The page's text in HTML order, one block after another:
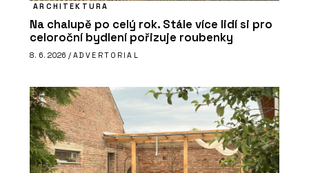
ARCHITEKTURA
Na chalupě po celý rok. Stále více lidí si pro
celoroční bydlení pořizuje roubenky
8. 6. 2026 / ADVERTORIAL